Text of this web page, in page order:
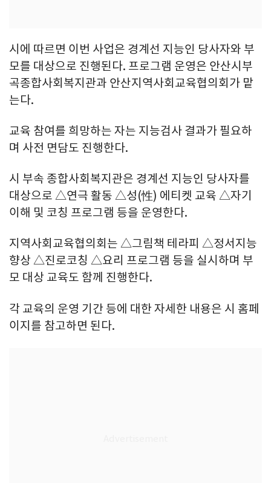
시에 따르면 이번 사업은 경계선 지능인 당사자와 부
모를 대상으로 진행된다. 프로그램 운영은 안산시부
곡종합사회복지관과 안산지역사회교육협의회가 맡
는다.
교육 참여를 희망하는 자는 지능검사 결과가 필요하
며 사전 면담도 진행한다.
시 부속 종합사회복지관은 경계선 지능인 당사자를
대상으로 △연극 활동 △성(性) 에티켓 교육 △자기
이해 및 코칭 프로그램 등을 운영한다.
지역사회교육협의회는 △그림책 테라피 △정서지능
향상 △진로코칭 △요리 프로그램 등을 실시하며 부
모 대상 교육도 함께 진행한다.
각 교육의 운영 기간 등에 대한 자세한 내용은 시 홈페
이지를 참고하면 된다.